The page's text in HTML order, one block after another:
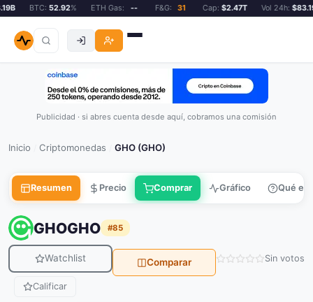
BTC:52.92% ETH Gas: -- F&G: 31 Cap:$2.47T Vol 24h:$83.19B
Publicidad · si abres cuenta desde aquí, cobramos una comisión
Inicio Criptomonedas GHO (GHO)
Resumen Precio Comprar Gráfico Qué es
GHOGHO #85
Watchlist Comparar Sin votos
Calificar